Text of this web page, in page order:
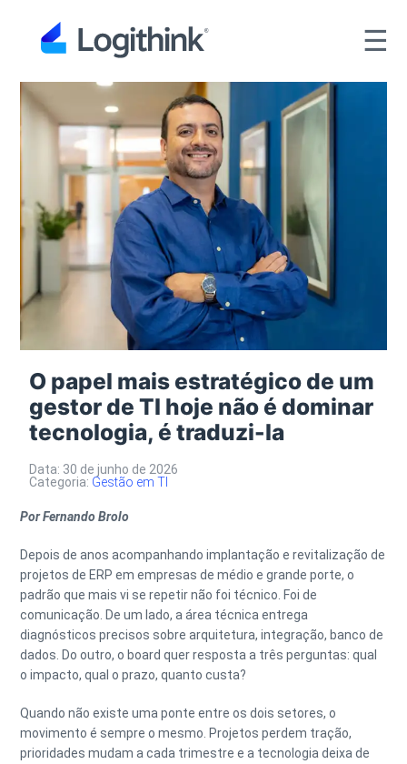
☰
O papel mais estratégico de um
gestor de TI hoje não é dominar
tecnologia, é traduzi-la
Data: 30 de junho de 2026
Categoria: Gestão em TI
Por Fernando Brolo
Depois de anos acompanhando implantação e revitalização de
projetos de ERP em empresas de médio e grande porte, o
padrão que mais vi se repetir não foi técnico. Foi de
comunicação. De um lado, a área técnica entrega
diagnósticos precisos sobre arquitetura, integração, banco de
dados. Do outro, o board quer resposta a três perguntas: qual
o impacto, qual o prazo, quanto custa?
Quando não existe uma ponte entre os dois setores, o
movimento é sempre o mesmo. Projetos perdem tração,
prioridades mudam a cada trimestre e a tecnologia deixa de